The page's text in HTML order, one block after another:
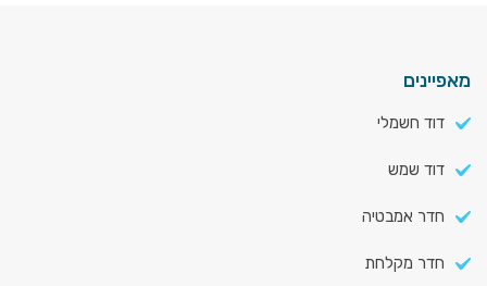
מאפיינים
דוד חשמלי
דוד שמש
חדר אמבטיה
חדר מקלחת